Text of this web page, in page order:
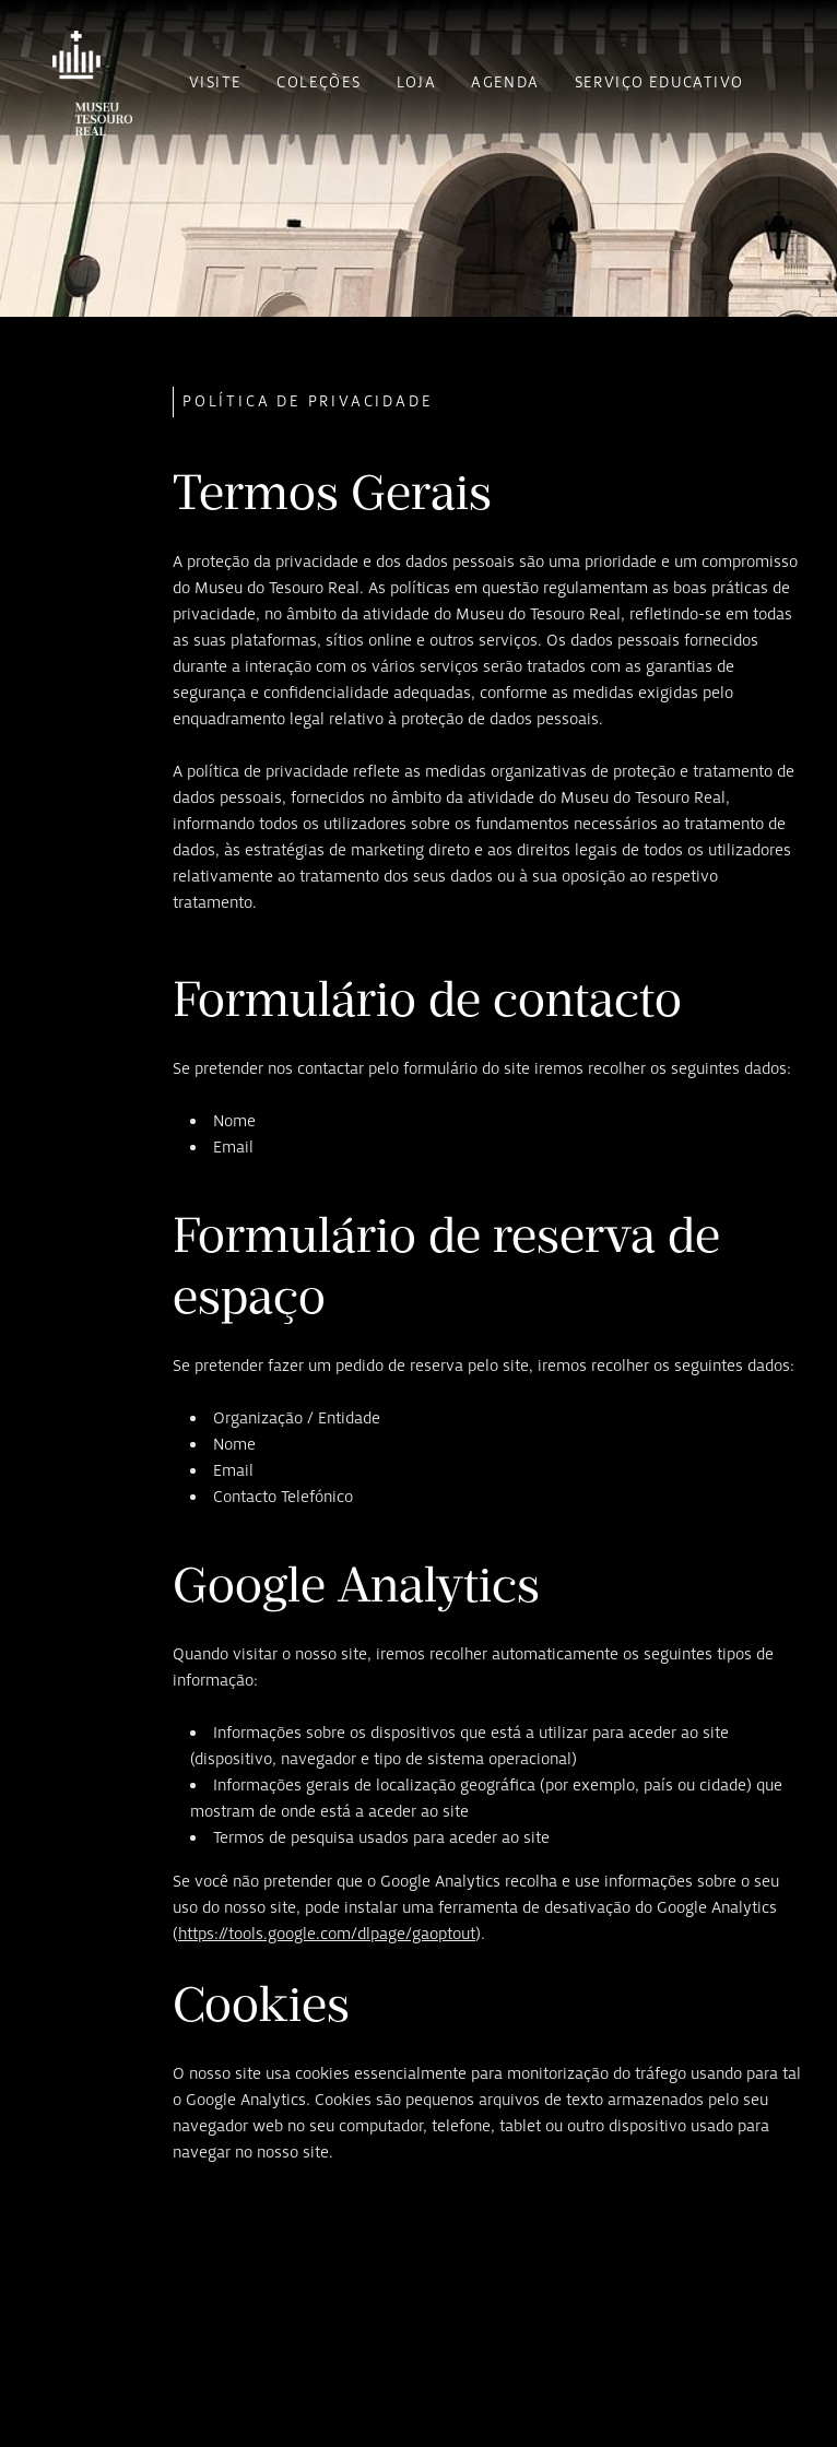
VISITE COLEÇÕES LOJA AGENDA SERVIÇO EDUCATIVO
POLÍTICA DE PRIVACIDADE
Termos Gerais
A proteção da privacidade e dos dados pessoais são uma prioridade e um compromisso
do Museu do Tesouro Real. As políticas em questão regulamentam as boas práticas de
privacidade, no âmbito da atividade do Museu do Tesouro Real, refletindo-se em todas
as suas plataformas, sítios online e outros serviços. Os dados pessoais fornecidos
durante a interação com os vários serviços serão tratados com as garantias de
segurança e confidencialidade adequadas, conforme as medidas exigidas pelo
enquadramento legal relativo à proteção de dados pessoais.
A política de privacidade reflete as medidas organizativas de proteção e tratamento de
dados pessoais, fornecidos no âmbito da atividade do Museu do Tesouro Real,
informando todos os utilizadores sobre os fundamentos necessários ao tratamento de
dados, às estratégias de marketing direto e aos direitos legais de todos os utilizadores
relativamente ao tratamento dos seus dados ou à sua oposição ao respetivo
tratamento.
Formulário de contacto
Se pretender nos contactar pelo formulário do site iremos recolher os seguintes dados:
Nome
Email
Formulário de reserva de
espaço
Se pretender fazer um pedido de reserva pelo site, iremos recolher os seguintes dados:
Organização / Entidade
Nome
Email
Contacto Telefónico
Google Analytics
Quando visitar o nosso site, iremos recolher automaticamente os seguintes tipos de
informação:
Informações sobre os dispositivos que está a utilizar para aceder ao site
(dispositivo, navegador e tipo de sistema operacional)
Informações gerais de localização geográfica (por exemplo, país ou cidade) que
mostram de onde está a aceder ao site
Termos de pesquisa usados para aceder ao site
Se você não pretender que o Google Analytics recolha e use informações sobre o seu
uso do nosso site, pode instalar uma ferramenta de desativação do Google Analytics
(https://tools.google.com/dlpage/gaoptout).
Cookies
O nosso site usa cookies essencialmente para monitorização do tráfego usando para tal
o Google Analytics. Cookies são pequenos arquivos de texto armazenados pelo seu
navegador web no seu computador, telefone, tablet ou outro dispositivo usado para
navegar no nosso site.